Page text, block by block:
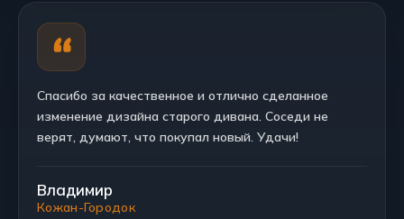
Спасибо за качественное и отлично сделанное
изменение дизайна старого дивана. Соседи не
верят, думают, что покупал новый. Удачи!
Владимир
Кожан-Городок